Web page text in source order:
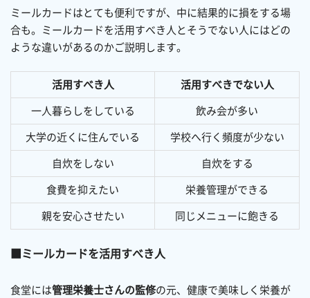
ミールカードはとても便利ですが、中に結果的に損をする場
合も。ミールカードを活用すべき人とそうでない人にはどの
ような違いがあるのかご説明します。
活用すべき人 活用すべきでない人
一人暮らしをしている 飲み会が多い
大学の近くに住んでいる 学校へ行く頻度が少ない
自炊をしない 自炊をする
食費を抑えたい 栄養管理ができる
親を安心させたい 同じメニューに飽きる
ミールカードを活用すべき人
食堂には管理栄養士さんの監修の元、健康で美味しく栄養が